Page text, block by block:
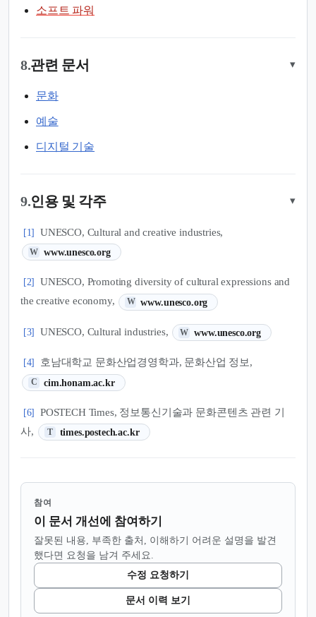
소프트 파워
8.관련 문서 ▾
문화
예술
디지털 기술
9.인용 및 각주 ▾
[1] UNESCO, Cultural and creative industries,
W www.unesco.org
(새 탭에서 열림)
[2] UNESCO, Promoting diversity of cultural expressions and
the creative economy,
W www.unesco.org
(새 탭에서 열림)
[3] UNESCO, Cultural industries, W www.unesco.org
(새 탭에서 열림)
[4] 호남대학교 문화산업경영학과, 문화산업 정보,
C cim.honam.ac.kr
(새 탭에서 열림)
[6] POSTECH Times, 정보통신기술과 문화콘텐츠 관련 기
사,
T times.postech.ac.kr
(새 탭에서 열림)
참여
이 문서 개선에 참여하기
잘못된 내용, 부족한 출처, 이해하기 어려운 설명을 발견
했다면 요청을 남겨 주세요.
수정 요청하기
문서 이력 보기